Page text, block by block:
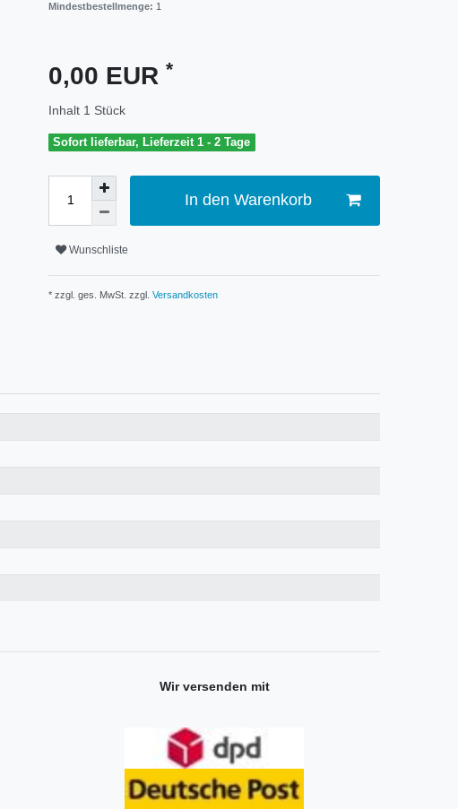
Mindestbestellmenge: 1
0,00 EUR *
Inhalt 1 Stück
Sofort lieferbar, Lieferzeit 1 - 2 Tage
In den Warenkorb
Wunschliste
* zzgl. ges. MwSt. zzgl. Versandkosten
Wir versenden mit